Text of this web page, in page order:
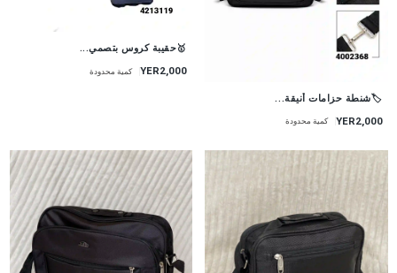
🏷شنطة حزامات أنيقة...
YER2,000 كمية محدودة
🥇حقيبة كروس بتصمي...
YER2,000 كمية محدودة